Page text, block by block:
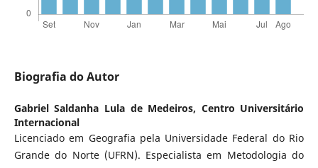
Biografia do Autor
Gabriel Saldanha Lula de Medeiros, Centro Universitário
Internacional
Licenciado em Geografia pela Universidade Federal do Rio
Grande do Norte (UFRN). Especialista em Metodologia do